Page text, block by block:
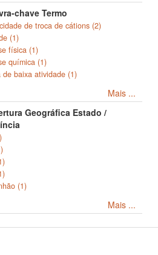
chave Termo
de troca de cátions (2)
(1)
física (1)
química (1)
de baixa atividade (1)
Mais ...
Geográfica Estado /
(1)
Mais ...